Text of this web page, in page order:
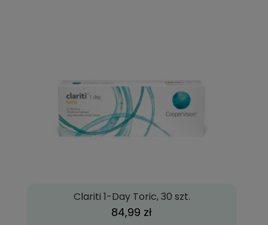
Clariti 1-Day Toric, 30 szt.
84,99 zł